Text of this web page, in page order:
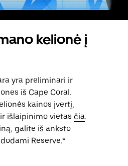
kelionė į
yra preliminari ir
iš Cape Coral.
kainos įvertį,
išlaipinimo vietas čia.
galite iš anksto
Reserve.*